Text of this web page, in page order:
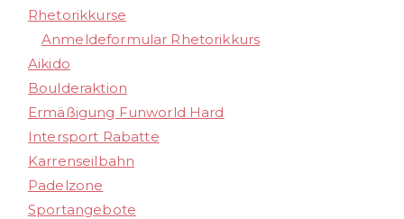
Rhetorikkurse
Anmeldeformular Rhetorikkurs
Aikido
Boulderaktion​
Ermäßigung Funworld Hard
Intersport Rabatte
Karrenseilbahn
Padelzone
Sportangebote